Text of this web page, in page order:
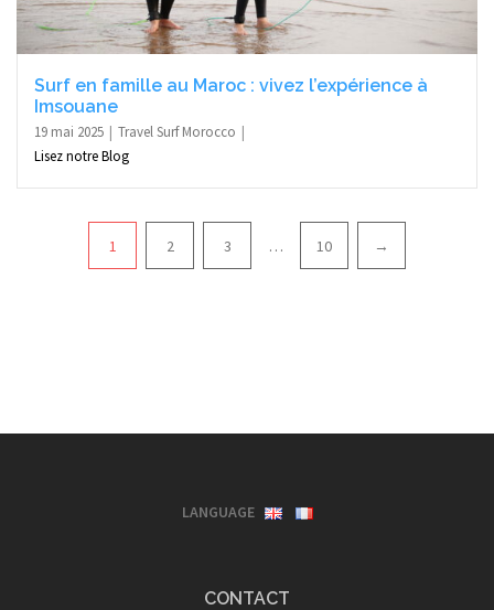
Surf en famille au Maroc : vivez l’expérience à
Imsouane
19 mai 2025
Travel Surf Morocco
Lisez notre Blog
Pagination
1 2 3 … 10 →
LANGUAGE
CONTACT